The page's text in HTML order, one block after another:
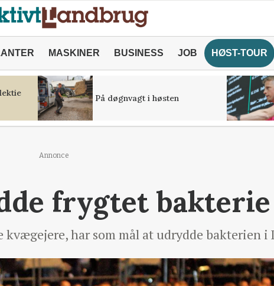
MASKINER BUSINESS JOB HØST-TOUR
På døgnvagt i høsten
Annonce
frygtet bakterie
har som mål at udrydde bakterien i